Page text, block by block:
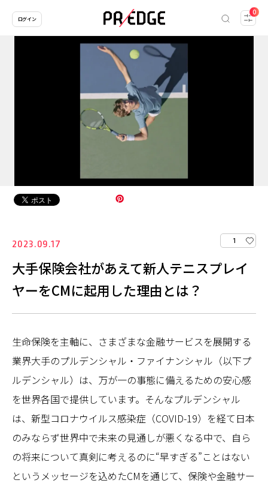
0
ログイン
2023.09.17 1
大手保険会社があえて新人テニスプレイ
ヤーをCMに起用した理由とは？
生命保険を主軸に、さまざまな金融サービスを展開する
業界大手のプルデンシャル・ファイナンシャル（以下プ
ルデンシャル）は、万が一の事態に備えるための安心感
を世界各国で提供しています。そんなプルデンシャル
は、新型コロナウイルス感染症（COVID-19）を経て日本
のみならず世界中で未来の見通しが悪くなる中で、自ら
の将来について真剣に考えるのに“早すぎる”ことはない
というメッセージを込めたCMを通じて、保険や金融サー